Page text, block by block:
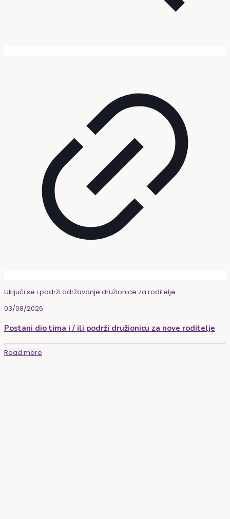
Uključi se i podrži održavanje družionice za roditelje
03/08/2026
Postani dio tima i / ili podrži družionicu za nove roditelje
Read more